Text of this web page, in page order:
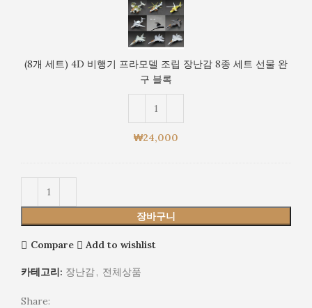
장
난
감
/
조
피
규
어
기
세
트)
4D
행
기
모
델
난
감
(8개 세트) 4D 비행기 프라모델 조립 장난감 8종 세트 선물 완
구 블록
₩24,000
장바구니
Compare Add to wishlist
카테고리: 장난감, 전체상품
Share: